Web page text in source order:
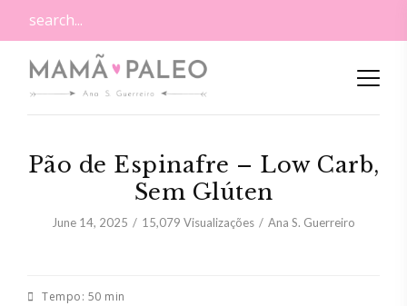
Pão de Espinafre – Low Carb,
Sem Glúten
June 14, 2025 15,079 Visualizações Ana S. Guerreiro
Tempo: 50 min